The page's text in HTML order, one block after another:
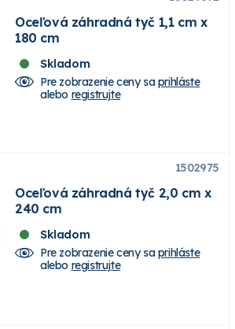
Oceľová záhradná tyč 1,1 cm x
180 cm
Skladom
Pre zobrazenie ceny saprihláste
alebo registrujte
1502975
Oceľová záhradná tyč 2,0 cm x
240 cm
Skladom
Pre zobrazenie ceny saprihláste
alebo registrujte